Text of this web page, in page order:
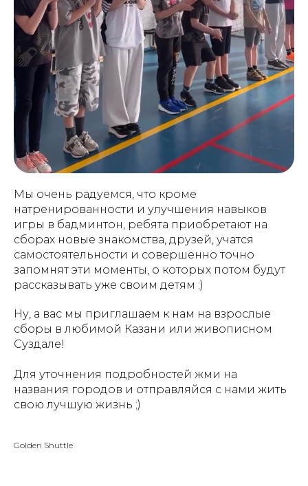
Мы очень радуемся, что кроме
натренированности и улучшения навыков
игры в бадминтон, ребята приобретают на
сборах новые знакомства, друзей, учатся
самостоятельности и совершенно точно
запомнят эти моменты, о которых потом будут
рассказывать уже своим детям ;)
Ну, а вас мы приглашаем к нам на взрослые
сборы в любимой Казани или живописном
Суздале!
Для уточнения подробностей жми на
названия городов и отправляйся с нами жить
свою лучшую жизнь ;)
Golden Shuttle